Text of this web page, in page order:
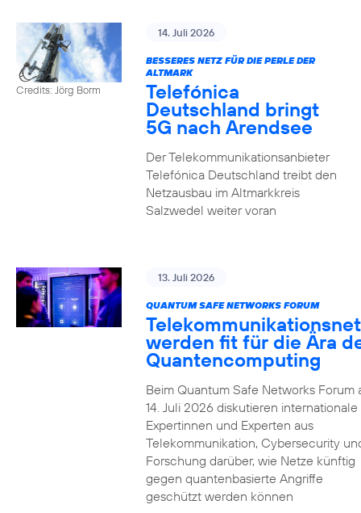
Credits: Jörg Borm
14. Juli 2026
BESSERES NETZ FÜR DIE PERLE DER
ALTMARK
Telefónica
Deutschland bringt
5G nach Arendsee
Der Telekommunikationsanbieter
Telefónica Deutschland treibt den
Netzausbau im Altmarkkreis
Salzwedel weiter voran
13. Juli 2026
QUANTUM SAFE NETWORKS FORUM
werden fit für die Ära
Quantencomputing
Beim Quantum Safe Networks Forum
14. Juli 2026 diskutieren internationale
Expertinnen und Experten aus
Telekommunikation, Cybersecurity
Forschung darüber, wie Netze künftig
gegen quantenbasierte Angriffe
geschützt werden können